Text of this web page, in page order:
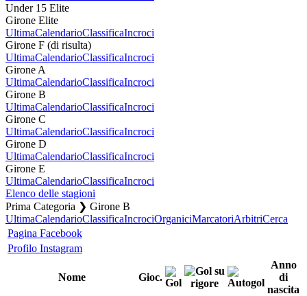
Under 15 Elite
Girone Elite
UltimaCalendarioClassificaIncroci
Girone F (di risulta)
UltimaCalendarioClassificaIncroci
Girone A
UltimaCalendarioClassificaIncroci
Girone B
UltimaCalendarioClassificaIncroci
Girone C
UltimaCalendarioClassificaIncroci
Girone D
UltimaCalendarioClassificaIncroci
Girone E
UltimaCalendarioClassificaIncroci
Elenco delle stagioni
Prima Categoria ❯ Girone B
UltimaCalendarioClassificaIncrociOrganiciMarcatoriArbitriCerca
Pagina Facebook
Profilo Instagram
Nome Gioc.
Anno
di
nascita